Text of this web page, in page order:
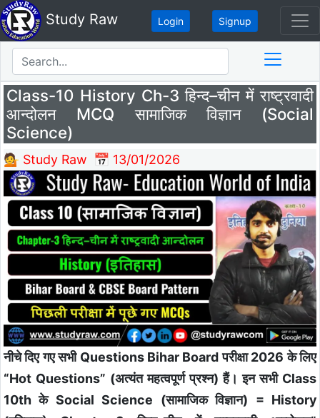
Study Raw Login Signup
Class-10 History Ch-3 हिन्द–चीन में राष्ट्रवादी
आन्दोलन MCQ सामाजिक विज्ञान (Social
Science)
💁 Study Raw 📅 13/01/2026
नीचे दिए गए सभी Questions Bihar Board परीक्षा 2026 के लिए
“Hot Questions” (अत्यंत महत्वपूर्ण प्रश्न) हैं। इन सभी Class
10th के Social Science (सामाजिक विज्ञान) = History